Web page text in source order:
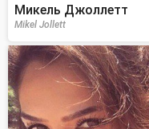
Микель Джоллетт
Mikel Jollett